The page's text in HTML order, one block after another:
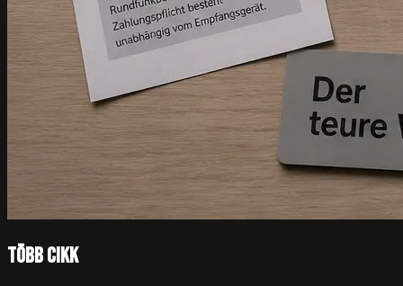
Több cikk